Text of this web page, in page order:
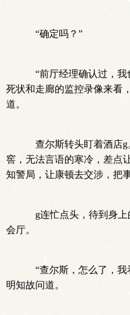
“确定吗？”
“前厅经理确认过，我
死状和走廊的监控录像来看
道。
查尔斯转头盯着酒店g
窖，无法言语的寒冷，差点
知警局，让康顿去交涉，把
g连忙点头，待到身上
会厅。
“查尔斯，怎么了，我
明知故问道。